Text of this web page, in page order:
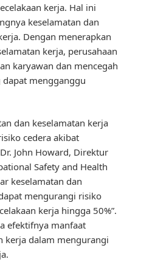
kerja. Hal ini
keselamatan dan
Dengan menerapkan
kerja, perusahaan
karyawan dan mencegah
mengganggu
dan keselamatan kerja
cedera akibat
John Howard, Direktur
Safety and Health
keselamatan dan
mengurangi risiko
kerja hingga 50%”.
efektifnya manfaat
kerja dalam mengurangi